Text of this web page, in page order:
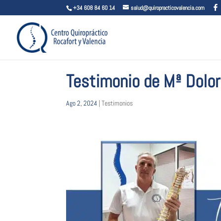
+34 608 84 60 14 salud@quiropracticovalencia.com
Testimonio de Mª
Ago 2, 2024 |Testimonios